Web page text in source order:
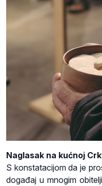
Naglasak na kućnoj
S konstatacijom da je
događaj u mnogim